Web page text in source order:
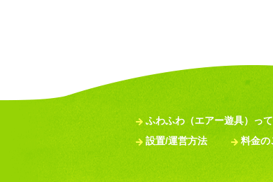
お問合わせの際に
のために利用さ
法的強制力のあ
4.情報の共有につ
同一の個人と確
ふわふわ（エアー遊具）っ
設置/運営方法
料金の